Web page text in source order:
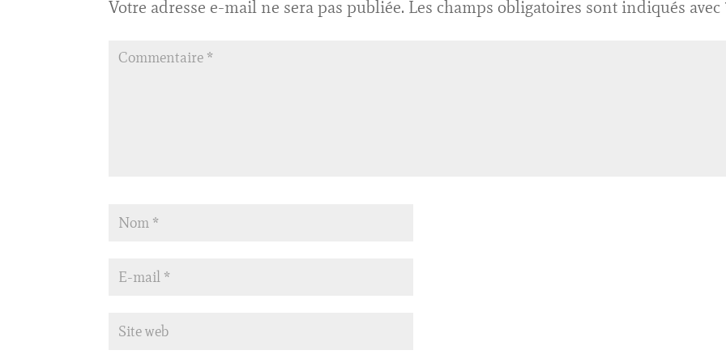
Votre adresse e-mail ne sera pas publiée. Les champs obligatoires sont indiqués avec